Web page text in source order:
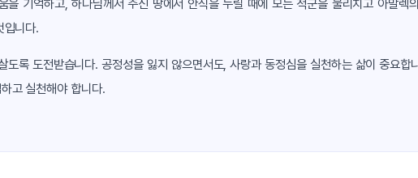
기억하고, 하나님께서 주신 땅에서 안식을 누릴 때에 모든 적군을 물리치고 아말렉
입니다.
록 도전받습니다. 공정성을 잃지 않으면서도, 사랑과 동정심을 실천하는 삶이 중요합
고 실천해야 합니다.